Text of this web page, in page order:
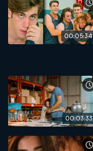
00:05:34
00:03:33